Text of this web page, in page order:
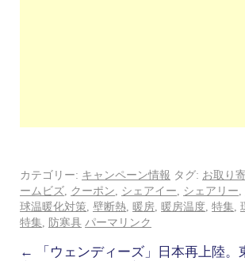
カテゴリー: キャンペーン情報 タグ: お取り
ームビズ
クーポン シェアイー シェアリー
球温暖化対策 壁断熱 暖房 暖房温度 特集
特集
防寒具 パーマリンク
←
「ウェンディーズ」日本再上陸。